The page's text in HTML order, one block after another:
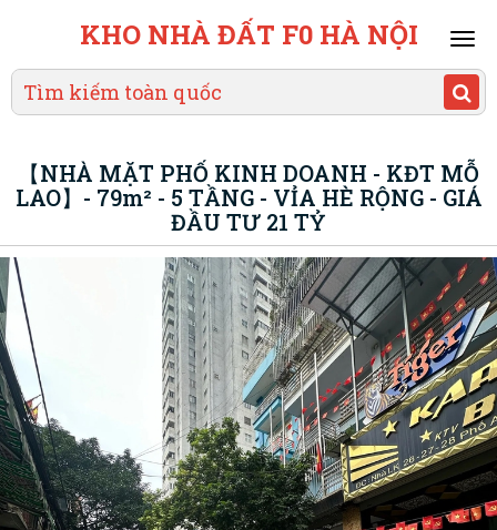
KHO NHÀ ĐẤT F0 HÀ NỘI
【NHÀ MẶT PHỐ KINH DOANH - KĐT MỖ
LAO】- 79m² - 5 TẦNG - VỈA HÈ RỘNG - GIÁ
ĐẦU TƯ 21 TỶ